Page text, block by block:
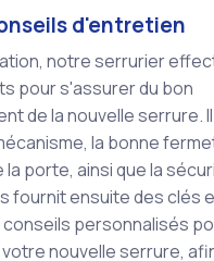
d'entretien
notre serrurier
pour s'assurer du bon
de la nouvelle serrure.
la bonne
la porte, ainsi que la
fournit ensuite des clés
personnalisés
nouvelle serrure,